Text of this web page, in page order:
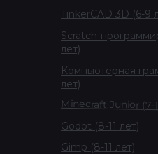
TinkerCAD 3D (6-9
Scratch-
лет)
Компьютерная
лет)
Minecraft Junior (7-
Gimp (8-11 лет)
Godot (8-11 лет)